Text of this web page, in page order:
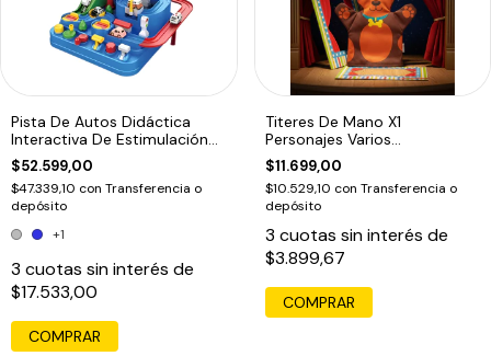
Pista De Autos Didáctica
Interactiva De Estimulación
Motriz
$52.599,00
$47.339,10 con Transferencia o
depósito
+1
3 cuotas sin interés de
$17.533,00
COMPRAR
Titeres De Mano X1
Personajes Varios
Dramatizacion Educando
$11.699,00
$10.529,10 con Transferencia o
depósito
3 cuotas sin interés de
$3.899,67
COMPRAR